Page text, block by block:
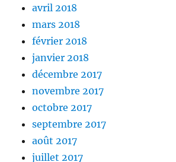
avril 2018
mars 2018
février 2018
janvier 2018
décembre 2017
novembre 2017
octobre 2017
septembre 2017
août 2017
juillet 2017